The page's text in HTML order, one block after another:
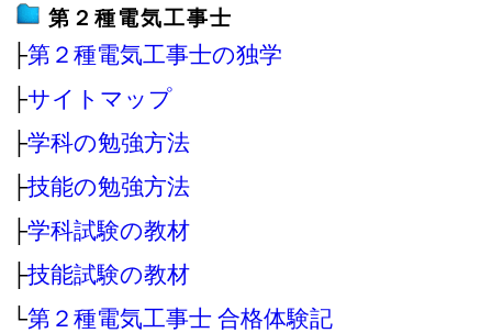
第２種電気工事士
├第２種電気工事士の独学
├サイトマップ
├学科の勉強方法
├技能の勉強方法
├学科試験の教材
├技能試験の教材
└第２種電気工事士 合格体験記